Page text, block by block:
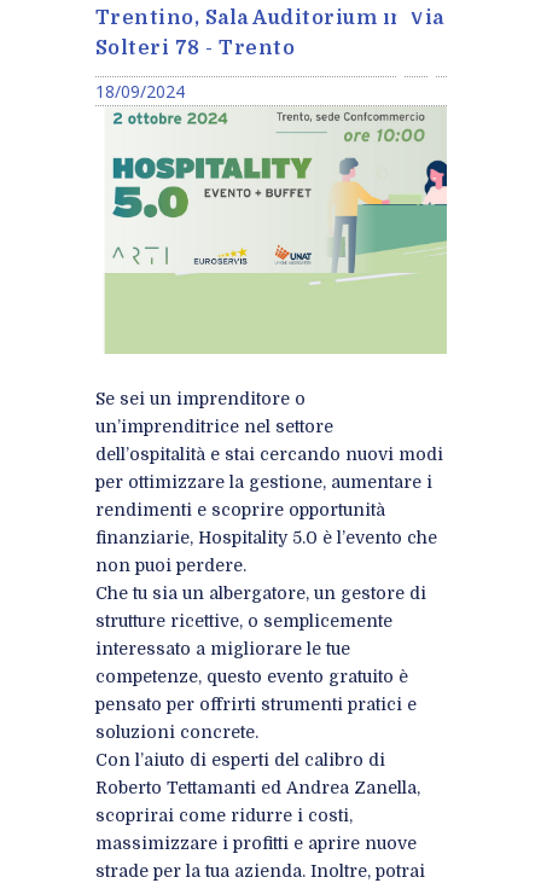
Trentino, Sala Auditorium in Via
Solteri 78 - Trento
18/09/2024
Se sei un imprenditore o
un’imprenditrice nel settore
dell’ospitalità e stai cercando nuovi modi
per ottimizzare la gestione, aumentare i
rendimenti e scoprire opportunità
finanziarie, Hospitality 5.0 è l’evento che
non puoi perdere.
Che tu sia un albergatore, un gestore di
strutture ricettive, o semplicemente
interessato a migliorare le tue
competenze, questo evento gratuito è
pensato per offrirti strumenti pratici e
soluzioni concrete.
Con l’aiuto di esperti del calibro di
Roberto Tettamanti ed Andrea Zanella,
scoprirai come ridurre i costi,
massimizzare i profitti e aprire nuove
strade per la tua azienda. Inoltre, potrai